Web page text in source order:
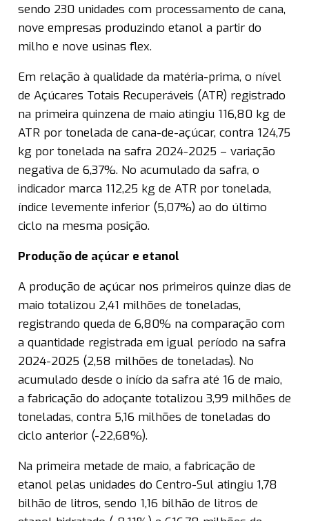
sendo 230 unidades com processamento de cana,
nove empresas produzindo etanol a partir do
milho e nove usinas flex.
Em relação à qualidade da matéria-prima, o nível
de Açúcares Totais Recuperáveis (ATR) registrado
na primeira quinzena de maio atingiu 116,80 kg de
ATR por tonelada de cana-de-açúcar, contra 124,75
kg por tonelada na safra 2024-2025 – variação
negativa de 6,37%. No acumulado da safra, o
indicador marca 112,25 kg de ATR por tonelada,
índice levemente inferior (5,07%) ao do último
ciclo na mesma posição.
Produção de açúcar e etanol
A produção de açúcar nos primeiros quinze dias de
maio totalizou 2,41 milhões de toneladas,
registrando queda de 6,80% na comparação com
a quantidade registrada em igual período na safra
2024-2025 (2,58 milhões de toneladas). No
acumulado desde o início da safra até 16 de maio,
a fabricação do adoçante totalizou 3,99 milhões de
toneladas, contra 5,16 milhões de toneladas do
ciclo anterior (-22,68%).
Na primeira metade de maio, a fabricação de
etanol pelas unidades do Centro-Sul atingiu 1,78
bilhão de litros, sendo 1,16 bilhão de litros de